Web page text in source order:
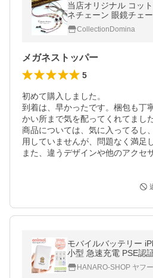
当店オリジナル コッ
ネチェーン 眼鏡チェ
ネストラップ ボルド
プル ゴールド レディー
CollectionDomina
メガネストッパー
5
初めて購入しました。
到着は、早かったです。梱包も丁
かい所まで気を配ってくれてました
商品については、気に入ってるし
用していませんが、問題なく満足
また、違うデザインや他のアクセ
モバイルバッテリー
小型 急速充電 PSE認
充電器 iPad Android
nese 送料無料
HANARO-SHOP ヤフ